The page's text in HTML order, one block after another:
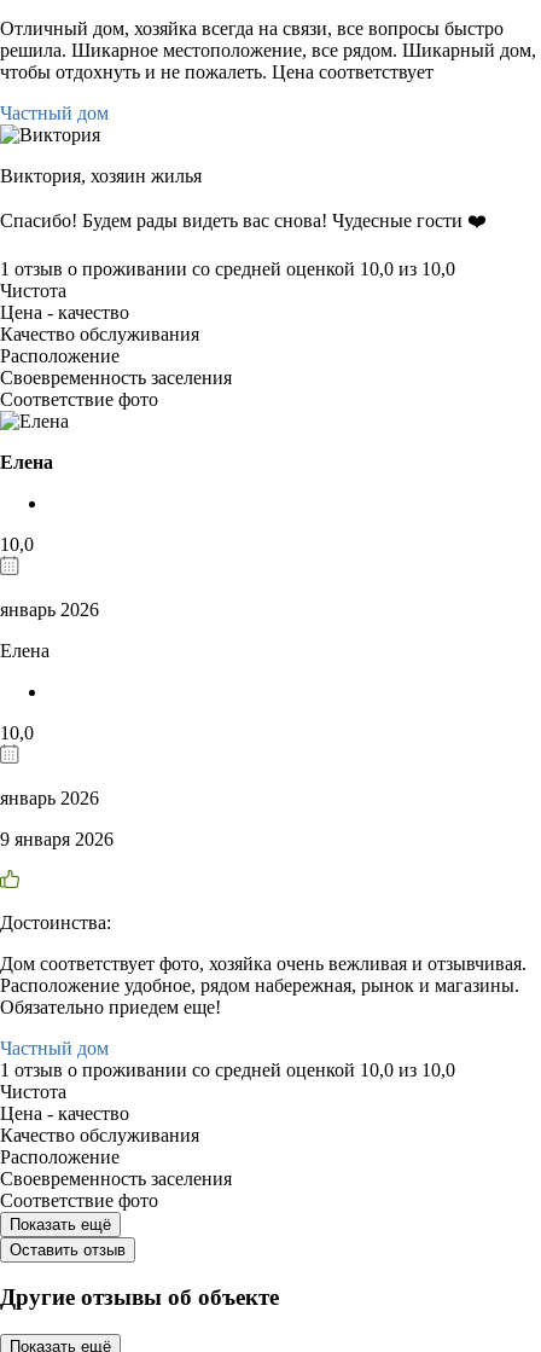
Отличный дом, хозяйка всегда на связи, все вопросы быстро
решила. Шикарное местоположение, все рядом. Шикарный дом,
чтобы отдохнуть и не пожалеть. Цена соответствует
Частный дом
Виктория, хозяин жилья
Спасибо! Будем рады видеть вас снова! Чудесные гости ❤️
1 отзыв о проживании со средней оценкой 10,0 из 10,0
Чистота
Цена - качество
Качество обслуживания
Расположение
Своевременность заселения
Соответствие фото
Елена
10,0
январь 2026
Елена
10,0
январь 2026
9 января 2026
Достоинства:
Дом соответствует фото, хозяйка очень вежливая и отзывчивая.
Расположение удобное, рядом набережная, рынок и магазины.
Обязательно приедем еще!
Частный дом
1 отзыв о проживании со средней оценкой 10,0 из 10,0
Чистота
Цена - качество
Качество обслуживания
Расположение
Своевременность заселения
Соответствие фото
Показать ещё
Оставить отзыв
Другие отзывы об объекте
Показать ещё